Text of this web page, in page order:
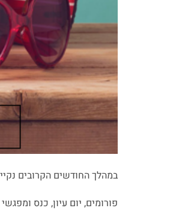
במהלך החודשים הקרובים
פורומים, יום עיון, כנס